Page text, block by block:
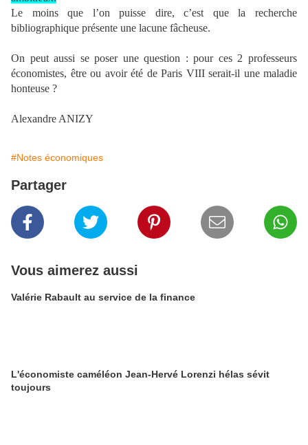
Le moins que l’on puisse dire, c’est que la recherche
bibliographique présente une lacune fâcheuse.
On peut aussi se poser une question : pour ces 2 professeurs
économistes, être ou avoir été de Paris VIII serait-il une maladie
honteuse ?
Alexandre ANIZY
#Notes économiques
Partager
Vous aimerez aussi
Valérie Rabault au service de la finance
L'économiste caméléon Jean-Hervé Lorenzi hélas sévit
toujours